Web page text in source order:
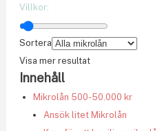
Villkor:
Sortera
Visa mer resultat
Innehåll
Mikrolån 500-50.000 kr
Ansök litet Mikrolån